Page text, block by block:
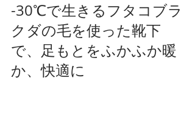
-30℃で生きるフタコブラ
クダの毛を使った靴下
で、足もとをふかふか暖
か、快適に